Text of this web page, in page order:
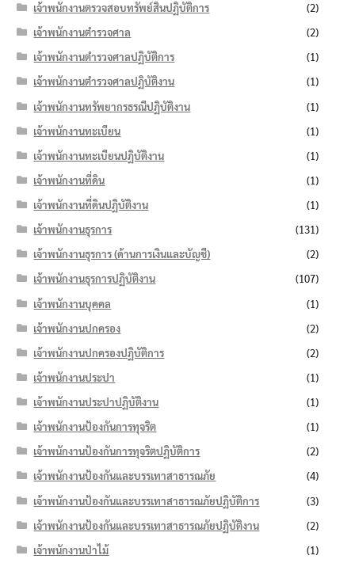
เจ้าพนักงานตรวจสอบทรัพย์สินปฏิบัติการ
(2)
เจ้าพนักงานตำรวจศาล
(2)
เจ้าพนักงานตำรวจศาลปฏิบัติการ
(1)
เจ้าพนักงานตำรวจศาลปฏิบัติงาน
(1)
เจ้าพนักงานทรัพยากรธรณีปฏิบัติงาน
(1)
เจ้าพนักงานทะเบียน
(1)
เจ้าพนักงานทะเบียนปฏิบัติงาน
(1)
เจ้าพนักงานที่ดิน
(1)
เจ้าพนักงานที่ดินปฏิบัติงาน
(1)
เจ้าพนักงานธุรการ
(131)
เจ้าพนักงานธุรการ (ด้านการเงินและบัญชี)
(2)
เจ้าพนักงานธุรการปฏิบัติงาน
(107)
เจ้าพนักงานบุคคล
(1)
เจ้าพนักงานปกครอง
(2)
เจ้าพนักงานปกครองปฏิบัติการ
(2)
เจ้าพนักงานประปา
(1)
เจ้าพนักงานประปาปฏิบัติงาน
(1)
เจ้าพนักงานป้องกันการทุจริต
(1)
เจ้าพนักงานป้องกันการทุจริตปฏิบัติการ
(2)
เจ้าพนักงานป้องกันและบรรเทาสาธารณภัย
(4)
เจ้าพนักงานป้องกันและบรรเทาสาธารณภัยปฏิบัติการ
(3)
เจ้าพนักงานป้องกันและบรรเทาสาธารณภัยปฏิบัติงาน
(2)
เจ้าพนักงานป่าไม้
(1)